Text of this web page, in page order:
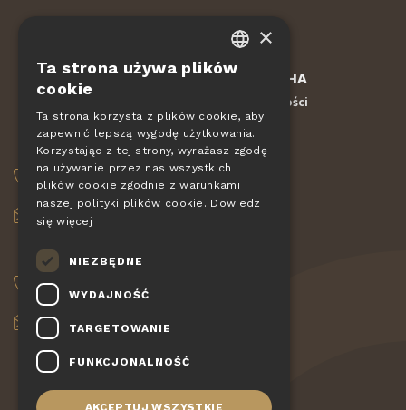
Chronione przezreCAPTCHA
Ochrona prywatności
ZAMÓWIENIA
+420 775 560 953
objednavky@pizzagiovanni.cz
+420 777 222 157
info@pizzagiovanni.cz
CZECH
DE
SLOVAK
×
Ta strona używa plików
cookie
Ta strona korzysta z plików cookie, aby
zapewnić lepszą wygodę użytkowania.
Korzystając z tej strony, wyrażasz zgodę
na używanie przez nas wszystkich
plików cookie zgodnie z warunkami
naszej polityki plików cookie. Dowiedz
się więcej
NIEZBĘDNE
WYDAJNOŚĆ
TARGETOWANIE
FUNKCJONALNOŚĆ
AKCEPTUJ WSZYSTKIE